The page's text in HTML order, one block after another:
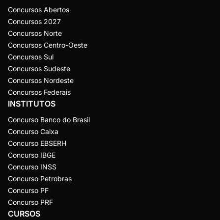
Concursos Abertos
Concursos 2027
Concursos Norte
Concursos Centro-Oeste
Concursos Sul
Concursos Sudeste
Concursos Nordeste
Concursos Federais
INSTITUTOS
Concurso Banco do Brasil
Concurso Caixa
Concurso EBSERH
Concurso IBGE
Concurso INSS
Concurso Petrobras
Concurso PF
Concurso PRF
CURSOS